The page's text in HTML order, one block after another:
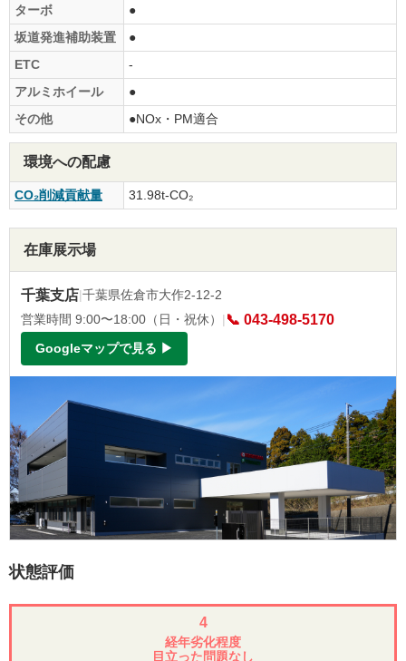
ターボ
●
坂道発進補助装置
●
ETC
-
アルミホイール
●
その他
●NOx・PM適合
環境への配慮
CO₂削減貢献量 31.98t-CO₂
在庫展示場
千葉支店|千葉県佐倉市大作2-12-2
営業時間 9:00〜18:00（日・祝休） | 📞 043-498-5170
Googleマップで見る ▶
状態評価
4
経年劣化程度
目立った問題なし